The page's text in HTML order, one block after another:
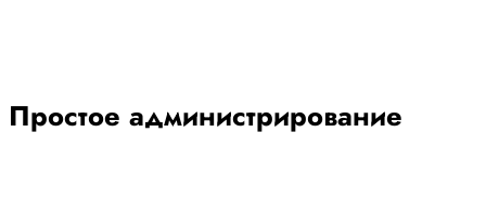
Простое администрирование